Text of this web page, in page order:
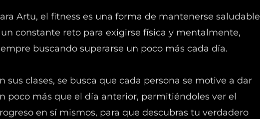
Artu, el fitness es una forma de mantenerse saludable
constante reto para exigirse física y mentalmente,
buscando superarse un poco más cada día.
sus clases, se busca que cada persona se motive a dar
poco más que el día anterior, permitiéndoles ver el
en sí mismos, para que descubras tu verdadero